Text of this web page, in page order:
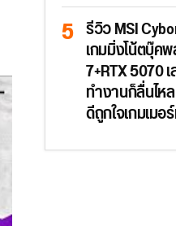
รีวิว MSI
เกมมิ่งโน้ตบุ๊ค
7+RTX 5070
ทำงานก็ลื่นไห
ดีถูกใจเกมเม